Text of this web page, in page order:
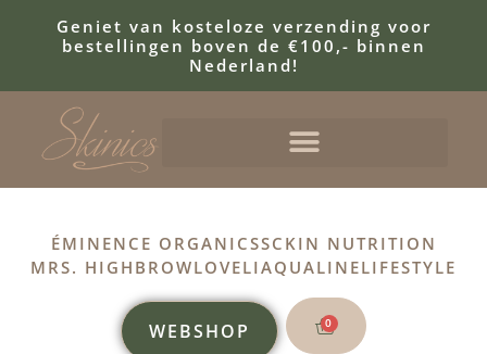
Geniet van kosteloze verzending voor
bestellingen boven de €100,- binnen
Nederland!
ÉMINENCE ORGANICSSCKIN NUTRITION
MRS. HIGHBROWLOVELIAQUALINELIFESTYLE
WEBSHOP 0